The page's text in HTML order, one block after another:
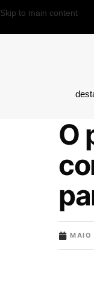
Skip to main content
O